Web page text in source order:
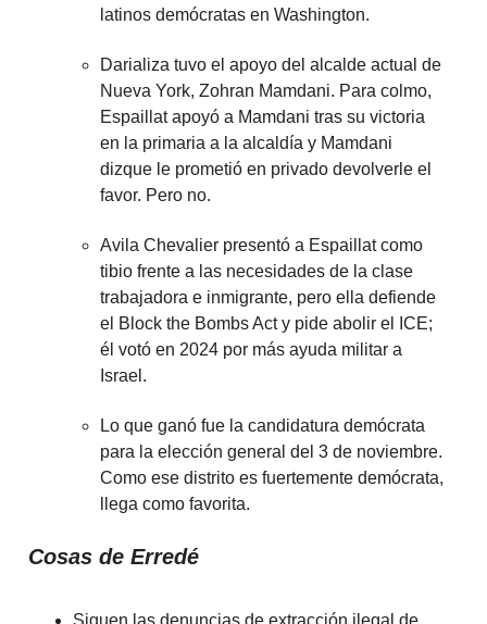
latinos demócratas en Washington.
Darializa tuvo el apoyo del alcalde actual de
Nueva York, Zohran Mamdani. Para colmo,
Espaillat apoyó a Mamdani tras su victoria
en la primaria a la alcaldía y Mamdani
dizque le prometió en privado devolverle el
favor. Pero no.
Avila Chevalier presentó a Espaillat como
tibio frente a las necesidades de la clase
trabajadora e inmigrante, pero ella defiende
el Block the Bombs Act y pide abolir el ICE;
él votó en 2024 por más ayuda militar a
Israel.
Lo que ganó fue la candidatura demócrata
para la elección general del 3 de noviembre.
Como ese distrito es fuertemente demócrata,
llega como favorita.
Cosas de Erredé